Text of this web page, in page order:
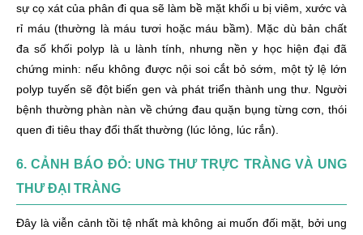
sự cọ xát của phân đi qua sẽ làm bề mặt khối u bị viêm, xước và
rỉ máu (thường là máu tươi hoặc máu bầm). Mặc dù bản chất
đa số khối polyp là u lành tính, nhưng nền y học hiện đại đã
chứng minh: nếu không được nội soi cắt bỏ sớm, một tỷ lệ lớn
polyp tuyến sẽ đột biến gen và phát triển thành ung thư. Người
bệnh thường phàn nàn về chứng đau quặn bụng từng cơn, thói
quen đi tiêu thay đổi thất thường (lúc lỏng, lúc rắn).
6. CẢNH BÁO ĐỎ: UNG THƯ TRỰC TRÀNG VÀ UNG
THƯ ĐẠI TRÀNG
Đây là viễn cảnh tồi tệ nhất mà không ai muốn đối mặt, bởi ung